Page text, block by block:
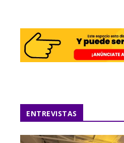
ENTREVISTAS